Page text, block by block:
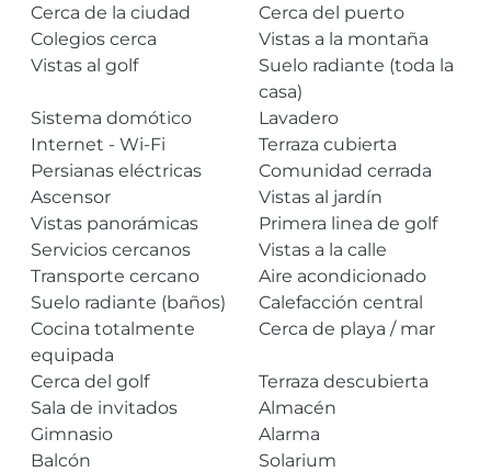
Cerca de la ciudad
Cerca del puerto
Colegios cerca
Vistas a la montaña
Vistas al golf
Suelo radiante (toda la
casa)
Sistema domótico
Lavadero
Internet - Wi-Fi
Terraza cubierta
Persianas eléctricas
Comunidad cerrada
Ascensor
Vistas al jardín
Vistas panorámicas
Primera linea de golf
Servicios cercanos
Vistas a la calle
Transporte cercano
Aire acondicionado
Suelo radiante (baños)
Calefacción central
Cocina totalmente
equipada
Cerca de playa / mar
Cerca del golf
Terraza descubierta
Sala de invitados
Almacén
Gimnasio
Alarma
Balcón
Solarium